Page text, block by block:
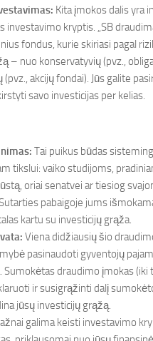
Kita įmokos dalis yra
investavimo kryptis. „SB
fondus, kurie skiriasi pagal
– nuo konservatyvių (pvz.,
(pvz., akcijų fondai). Jūs galite
savo investicijas per kelias.
Tai puikus būdas
tikslui: vaiko studijoms,
oriai senatvei ar tiesiog
pabaigoje jums
kartu su investicijų grąža.
Viena didžiausių šio
pasinaudoti gyventojų
Sumokėtas draudimo įmokas (iki
ir susigrąžinti dalį
jūsų investicijų grąžą.
galima keisti investavimo